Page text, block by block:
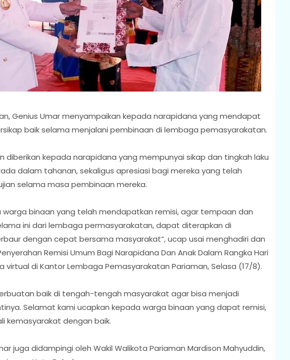
Genius Umar menyampaikan kepada narapidana yang mendapat
baik selama menjalani pembinaan di lembaga pemasyarakatan.
diberikan kepada narapidana yang mempunyai sikap dan tingkah laku
dalam tahanan, sekaligus apresiasi bagi mereka yang telah
selama masa pembinaan mereka.
warga binaan yang telah mendapatkan remisi, agar tempaan dan
ini dari lembaga permasyarakatan, dapat diterapkan di
dengan cepat bersama masyarakat”, ucap usai menghadiri dan
Remisi Umum Bagi Narapidana Dan Anak Dalam Rangka Hari
virtual di Kantor Lembaga Pemasyarakatan Pariaman, Selasa (17/8).
baik di tengah-tengah masyarakat agar bisa menjadi
Selamat kami ucapkan kepada warga binaan yang dapat remisi,
kemasyarakat dengan baik.
juga didampingi oleh Wakil Walikota Pariaman Mardison Mahyuddin,